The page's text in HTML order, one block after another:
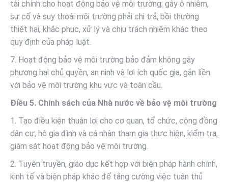
tài chính cho hoạt động bảo vệ môi trường; gây ô nhiễm,
sự cố và suy thoái môi trường phải chi trả, bồi thường
thiệt hại, khắc phục, xử lý và chịu trách nhiệm khác theo
quy định của pháp luật.
7. Hoạt động bảo vệ môi trường bảo đảm không gây
phương hại chủ quyền, an ninh và lợi ích quốc gia, gắn liền
với bảo vệ môi trường khu vực và toàn cầu.
Điều 5. Chính sách của Nhà nước về bảo vệ môi trường
1. Tạo điều kiện thuận lợi cho cơ quan, tổ chức, cộng đồng
dân cư, hộ gia đình và cá nhân tham gia thực hiện, kiểm tra,
giám sát hoạt động bảo vệ môi trường.
2. Tuyên truyền, giáo dục kết hợp với biện pháp hành chính,
kinh tế và biện pháp khác để tăng cường việc tuân thủ